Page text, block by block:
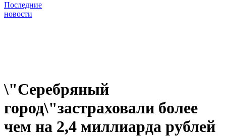
Последние
новости
\"Серебряный
город\"застраховали более
чем на 2,4 миллиарда рублей